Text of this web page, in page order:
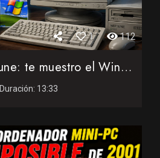
1 112
Windows Neptune: te muestro el Windows de 1999 que casi nadi...
Duración: 13:33